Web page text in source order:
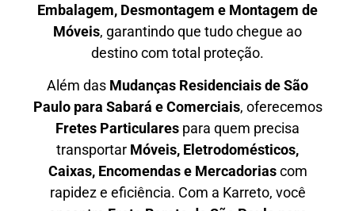
Embalagem, Desmontagem e Montagem de
Móveis, garantindo que tudo chegue ao
destino com total proteção.
Além das Mudanças Residenciais de São
Paulo para Sabará e Comerciais, oferecemos
Fretes Particulares para quem precisa
transportar Móveis, Eletrodomésticos,
Caixas, Encomendas e Mercadoriascom
rapidez e eficiência. Com a Karreto, você